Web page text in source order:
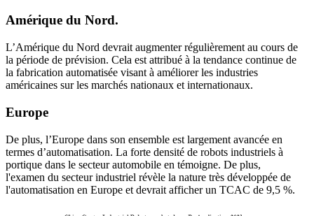
Amérique du Nord.
L’Amérique du Nord devrait augmenter régulièrement au cours de
la période de prévision. Cela est attribué à la tendance continue de
la fabrication automatisée visant à améliorer les industries
américaines sur les marchés nationaux et internationaux.
Europe
De plus, l’Europe dans son ensemble est largement avancée en
termes d’automatisation. La forte densité de robots industriels à
portique dans le secteur automobile en témoigne. De plus,
l'examen du secteur industriel révèle la nature très développée de
l'automatisation en Europe et devrait afficher un TCAC de 9,5 %.